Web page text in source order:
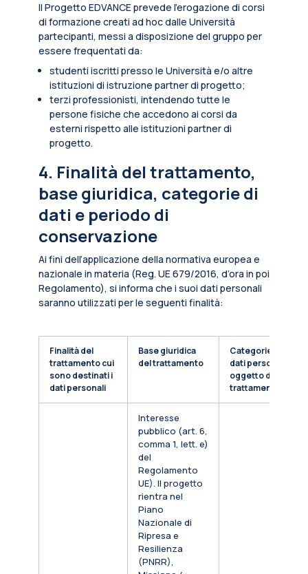
Il Progetto EDVANCE prevede l’erogazione di corsi
di formazione creati ad hoc dalle Università
partecipanti, messi a disposizione del gruppo per
essere frequentati da:
studenti iscritti presso le Università e/o altre
istituzioni di istruzione partner di progetto;
terzi professionisti, intendendo tutte le
persone fisiche che accedono ai corsi da
esterni rispetto alle istituzioni partner di
progetto.
4. Finalità del trattamento,
base giuridica, categorie di
dati e periodo di
conservazione
Ai fini dell’applicazione della normativa europea e
nazionale in materia (Reg. UE 679/2016, d’ora in poi
Regolamento), si informa che i suoi dati personali
saranno utilizzati per le seguenti finalità:
Finalità del
trattamento cui
sono destinati i
dati personali
Base giuridica
del trattamento
Categorie di
dati personali
oggetto di
trattamento
Interesse
pubblico (art. 6,
comma 1, lett. e)
del
Regolamento
UE). Il progetto
rientra nel
Piano
Nazionale di
Ripresa e
Resilienza
(PNRR),